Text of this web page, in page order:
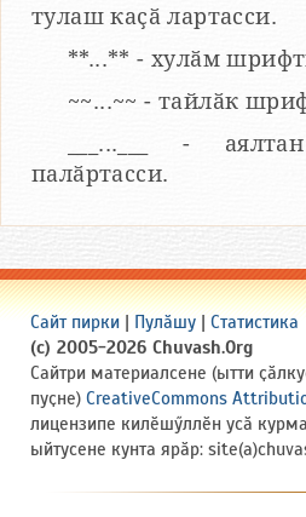
тулаш каҫӑ лартасси.
**...** - хулӑм
~~...~~ - тайлӑк
___...___ -
палӑртасси.
Сайт пирки | Пулӑшу | Статистика
(c) 2005-2026 Chuvash.Org
Сайтри материалсене (ытти
пуҫне) CreativeCommons
лицензипе килӗшӳллӗн усӑ
ыйтусене кунта ярӑр: